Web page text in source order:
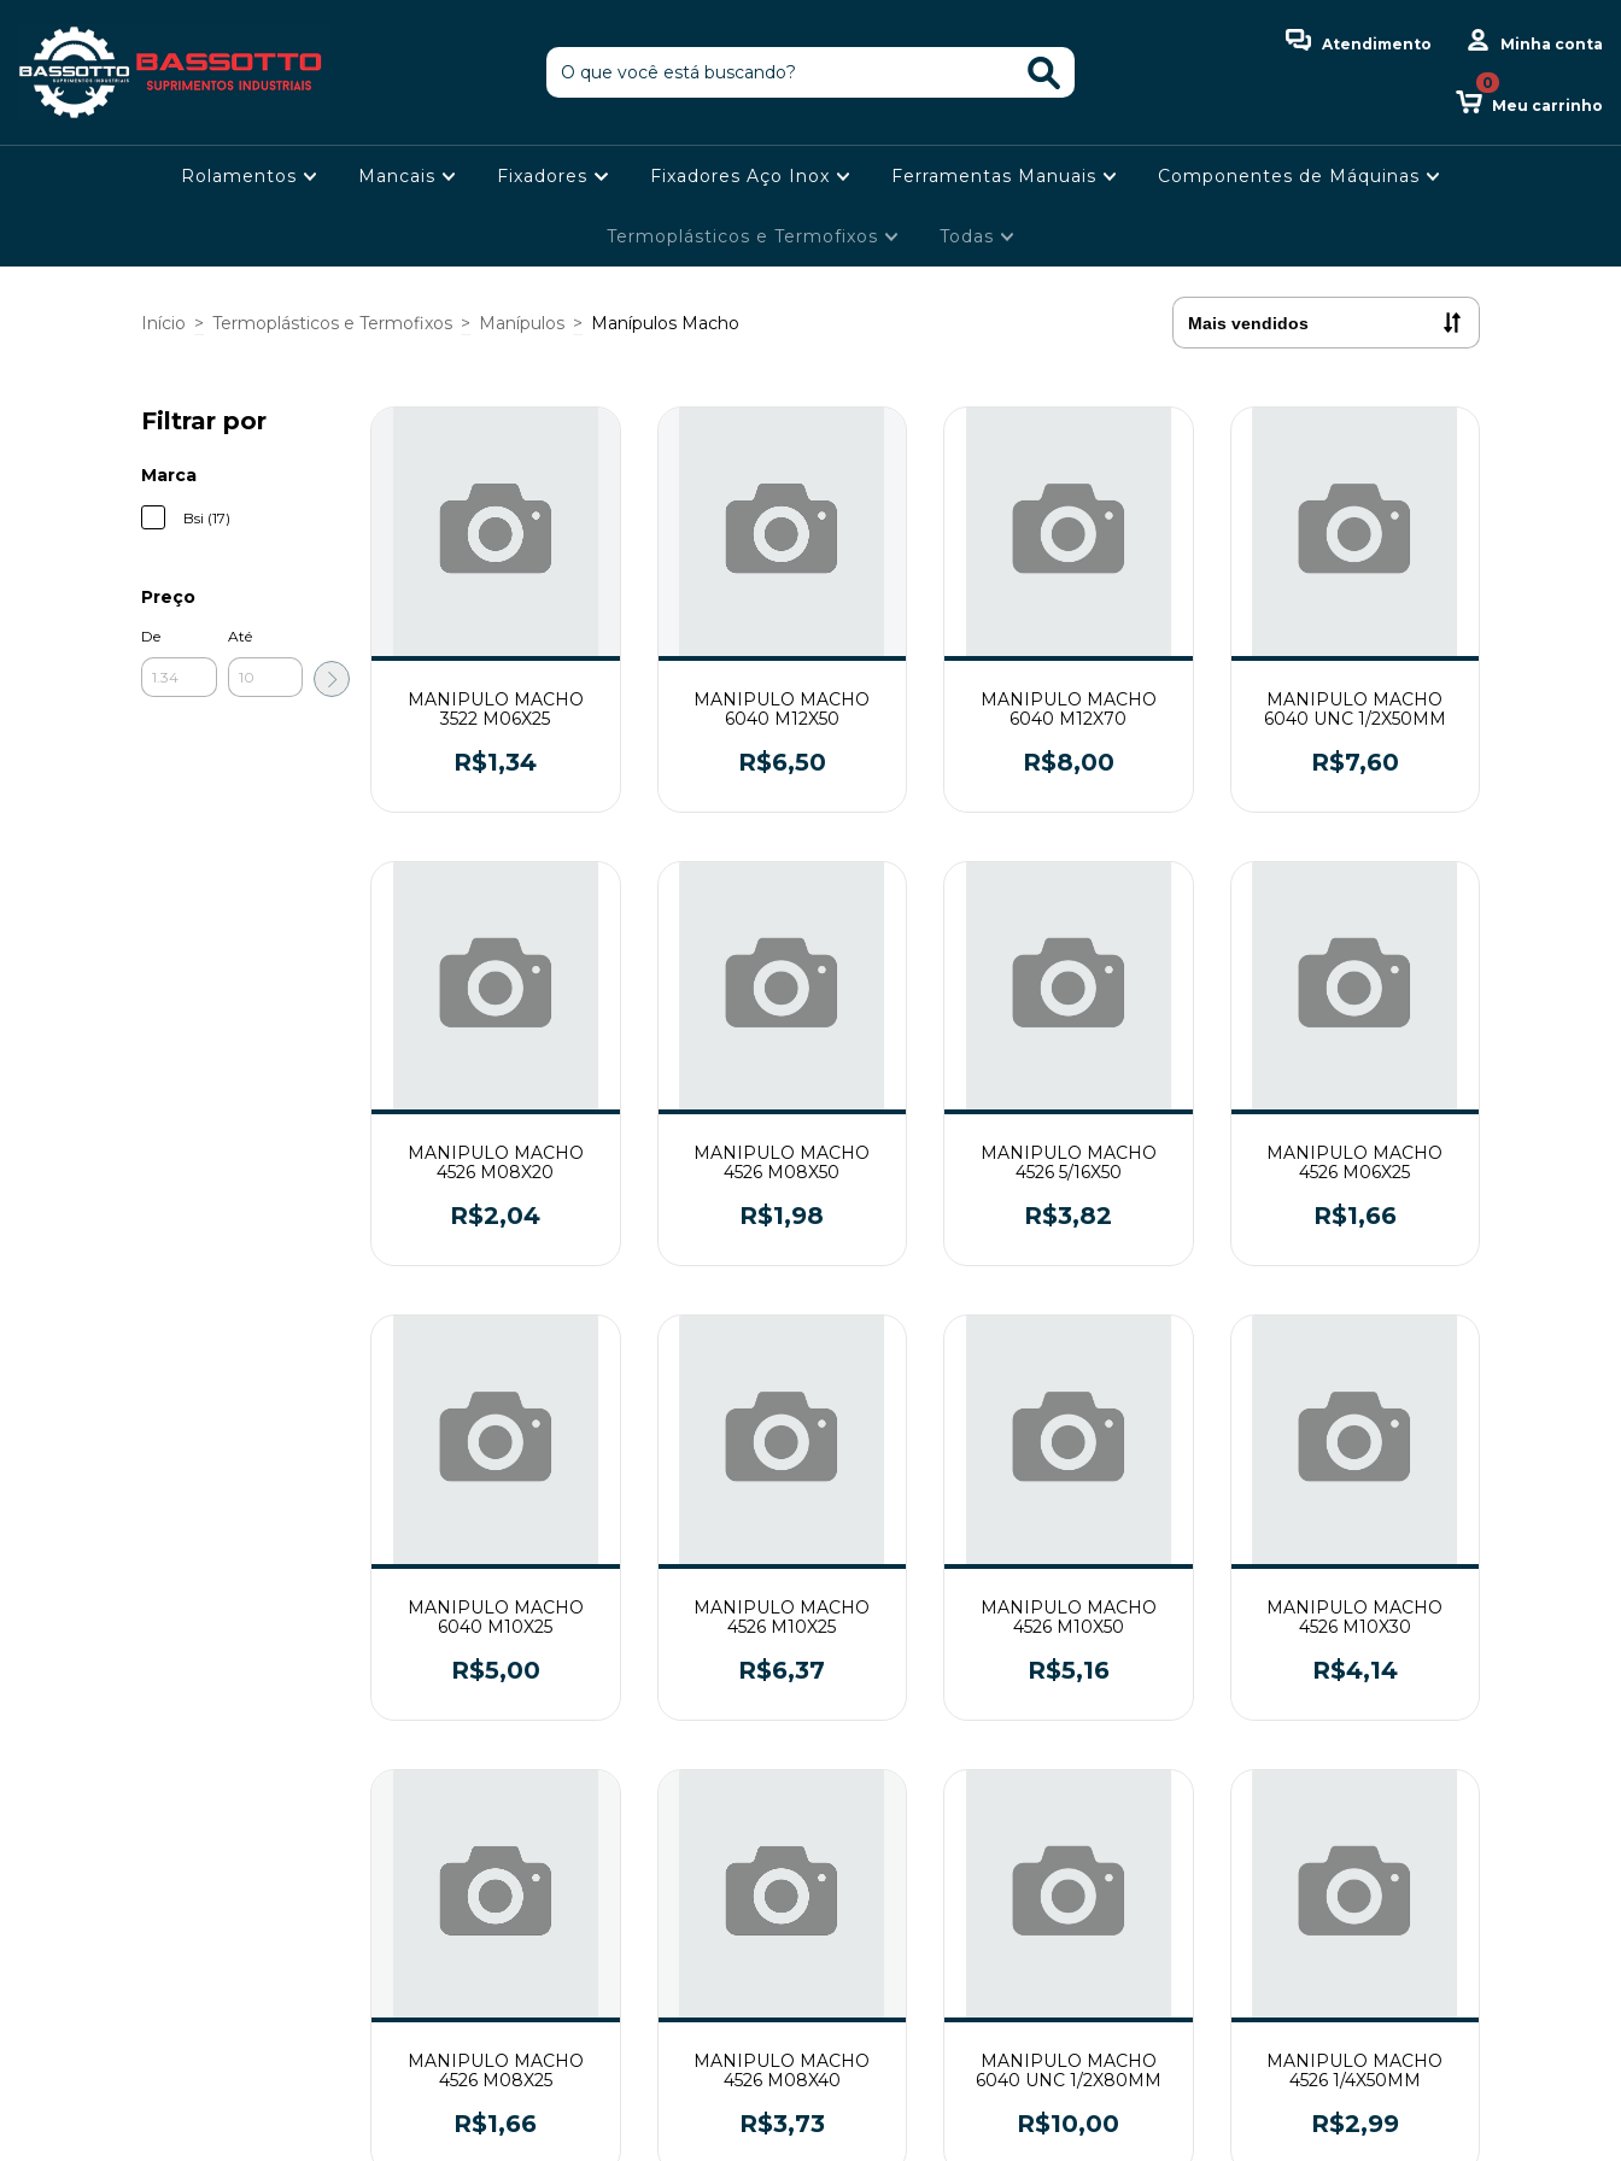
Atendimento Minha conta
Meu carrinho
0
Rolamentos Mancais Fixadores Fixadores Aço Inox Ferramentas Manuais Componentes de Máquinas
Termoplásticos e Termofixos Todas
Início > Termoplásticos e Termofixos > Manípulos > Manípulos Macho
Filtrar por
Marca
Bsi (17)
Preço
De Até
MANIPULO MACHO
3522 M06X25
R$1,34
MANIPULO MACHO
6040 M12X50
R$6,50
MANIPULO MACHO
6040 M12X70
R$8,00
MANIPULO MACHO
6040 UNC 1/2X50MM
R$7,60
MANIPULO MACHO
4526 M08X20
R$2,04
MANIPULO MACHO
4526 M08X50
R$1,98
MANIPULO MACHO
4526 5/16X50
R$3,82
MANIPULO MACHO
4526 M06X25
R$1,66
MANIPULO MACHO
6040 M10X25
R$5,00
MANIPULO MACHO
4526 M10X25
R$6,37
MANIPULO MACHO
4526 M10X50
R$5,16
MANIPULO MACHO
4526 M10X30
R$4,14
MANIPULO MACHO
4526 M08X25
R$1,66
MANIPULO MACHO
4526 M08X40
R$3,73
MANIPULO MACHO
6040 UNC 1/2X80MM
R$10,00
MANIPULO MACHO
4526 1/4X50MM
R$2,99